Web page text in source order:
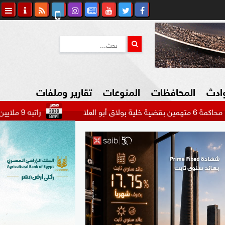
شكاوي المواطن
المحافظات المنوعات
السياحة في مصر
التكنولوجيا
المرأة والأسرة
السيارات
تقارير وملفات
راتبه 9 ملايين دولار.. بيراميدز يتحرك لضم مهاجم الاتحاد السعودي...